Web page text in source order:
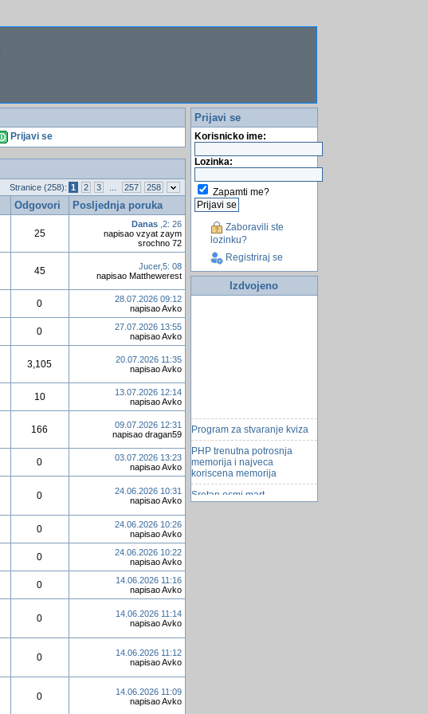
Prijavi se
Stranice (258): 1 2 3 257 258
Odgovori Posljednja poruka
25
Danas ,2: 26
napisao vzyat zaym
srochno 72
45
Jucer,5: 08
napisao Matthewerest
0
28.07.2026 09:12
napisao Avko
0
27.07.2026 13:55
napisao Avko
3,105
20.07.2026 11:35
napisao Avko
10
13.07.2026 12:14
napisao Avko
166
09.07.2026 12:31
napisao dragan59
0
03.07.2026 13:23
napisao Avko
0
24.06.2026 10:31
napisao Avko
0
24.06.2026 10:26
napisao Avko
0
24.06.2026 10:22
napisao Avko
0
14.06.2026 11:16
napisao Avko
0
14.06.2026 11:14
napisao Avko
0
14.06.2026 11:12
napisao Avko
0
14.06.2026 11:09
napisao Avko
Prijavi se
Korisnicko ime:
Lozinka:
Zapamti me?
Zaboravili ste
lozinku?
Registriraj se
Izdvojeno
Program za stvaranje kviza
PHP trenutna potrosnja
memorija i najveca
koriscena memorija
Sretan osmi mart